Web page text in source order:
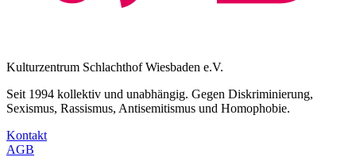
Kulturzentrum Schlachthof Wiesbaden e.V.
Seit 1994 kollektiv und unabhängig. Gegen Diskriminierung,
Sexismus, Rassismus, Antisemitismus und Homophobie.
Kontakt
AGB